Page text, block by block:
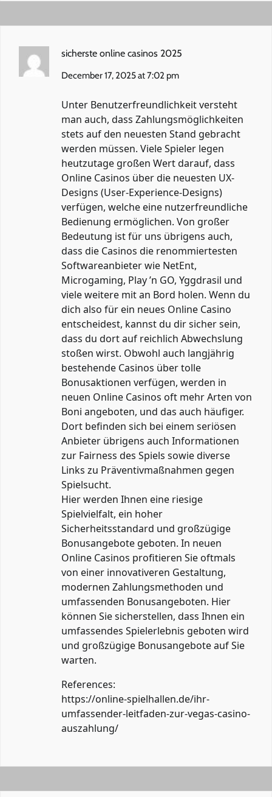
sicherste online casinos 2025
December 17, 2025 at 7:02 pm
Unter Benutzerfreundlichkeit versteht
man auch, dass Zahlungsmöglichkeiten
stets auf den neuesten Stand gebracht
werden müssen. Viele Spieler legen
heutzutage großen Wert darauf, dass
Online Casinos über die neuesten UX-
Designs (User-Experience-Designs)
verfügen, welche eine nutzerfreundliche
Bedienung ermöglichen. Von großer
Bedeutung ist für uns übrigens auch,
dass die Casinos die renommiertesten
Softwareanbieter wie NetEnt,
Microgaming, Play ’n GO, Yggdrasil und
viele weitere mit an Bord holen. Wenn du
dich also für ein neues Online Casino
entscheidest, kannst du dir sicher sein,
dass du dort auf reichlich Abwechslung
stoßen wirst. Obwohl auch langjährig
bestehende Casinos über tolle
Bonusaktionen verfügen, werden in
neuen Online Casinos oft mehr Arten von
Boni angeboten, und das auch häufiger.
Dort befinden sich bei einem seriösen
Anbieter übrigens auch Informationen
zur Fairness des Spiels sowie diverse
Links zu Präventivmaßnahmen gegen
Spielsucht.
Hier werden Ihnen eine riesige
Spielvielfalt, ein hoher
Sicherheitsstandard und großzügige
Bonusangebote geboten. In neuen
Online Casinos profitieren Sie oftmals
von einer innovativeren Gestaltung,
modernen Zahlungsmethoden und
umfassenden Bonusangeboten. Hier
können Sie sicherstellen, dass Ihnen ein
umfassendes Spielerlebnis geboten wird
und großzügige Bonusangebote auf Sie
warten.
References:
https://online-spielhallen.de/ihr-
umfassender-leitfaden-zur-vegas-casino-
auszahlung/